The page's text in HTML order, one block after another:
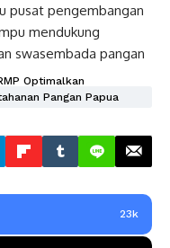
pusat pengembangan
mendukung
swasembada pangan
Optimalkan
Pangan Papua
23k